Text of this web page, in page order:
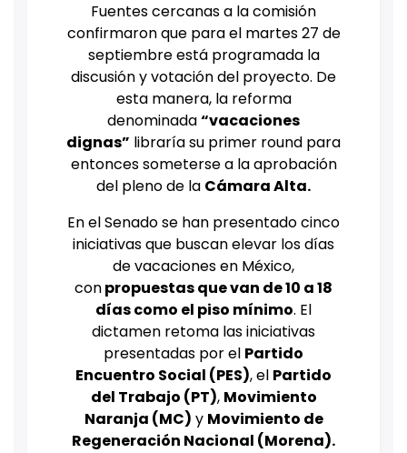
Fuentes cercanas a la comisión
confirmaron que para el martes 27 de
septiembre está programada la
discusión y votación del proyecto. De
esta manera, la reforma
denominada“vacaciones
dignas” libraría su primer round para
entonces someterse a la aprobación
del pleno de la Cámara Alta.
En el Senado se han presentado cinco
iniciativas que buscan elevar los días
de vacaciones en México,
conpropuestas que van de 10 a 18
días como el piso mínimo. El
dictamen retoma las iniciativas
presentadas por el Partido
Encuentro Social (PES), el Partido
del Trabajo (PT), Movimiento
Naranja (MC) y Movimiento de
Regeneración Nacional (Morena).